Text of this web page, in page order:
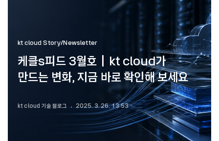
kt cloud Story/Newsletter
케클s피드 3월호｜kt cloud가
만드는 변화, 지금 바로 확인해 보세요
kt cloud 기술 블로그 2025. 3. 26. 13:53